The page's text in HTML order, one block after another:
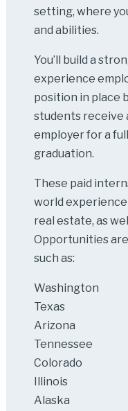
setting, where
and abilities.
You’ll build a
experience
position in place
students receive
employer for a
graduation.
These paid
world experience
real estate, as
Opportunities
such as:
Washington
Texas
Arizona
Tennessee
Colorado
Illinois
Alaska